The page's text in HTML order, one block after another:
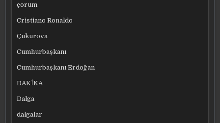
çorum
Cristiano Ronaldo
Çukurova
Cumhurbaşkanı
Cumhurbaşkanı Erdoğan
DAKİKA
Dalga
dalgalar